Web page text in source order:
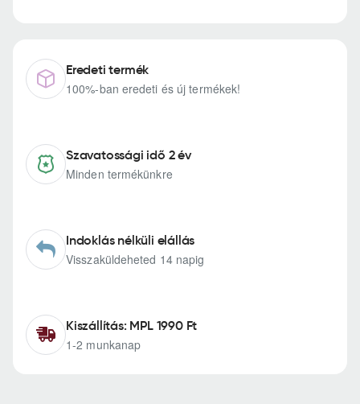
Eredeti termék
100%-ban eredeti és új termékek!
Szavatossági idő 2 év
Minden termékünkre
Indoklás nélküli elállás
Visszaküldeheted 14 napig
Kiszállítás: MPL 1990 Ft
1-2 munkanap